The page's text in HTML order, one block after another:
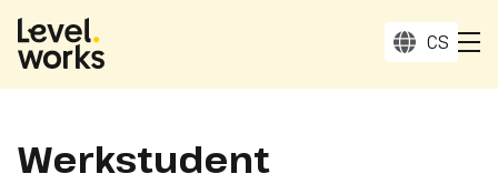
Homepage
CS
Werkstudent